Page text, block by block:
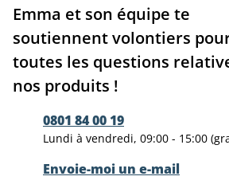
Emma et son équipe te
soutiennent volontiers
toutes les questions
nos produits !
0801 84 00 19
Lundi à vendredi, 09:00 - 15:00
Envoie-moi un e-mail